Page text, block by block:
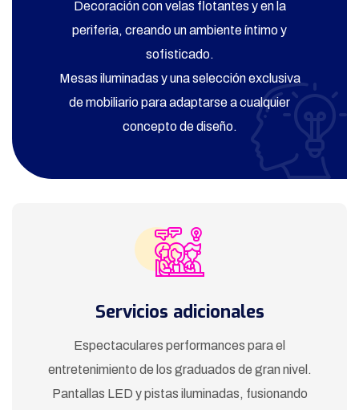
Decoración con velas flotantes y en la
periferia, creando un ambiente íntimo y
sofisticado.
Mesas iluminadas y una selección exclusiva
de mobiliario para adaptarse a cualquier
concepto de diseño.
Servicios adicionales
Espectaculares performances para el
entretenimiento de los graduados de gran nivel.
Pantallas LED y pistas iluminadas, fusionando